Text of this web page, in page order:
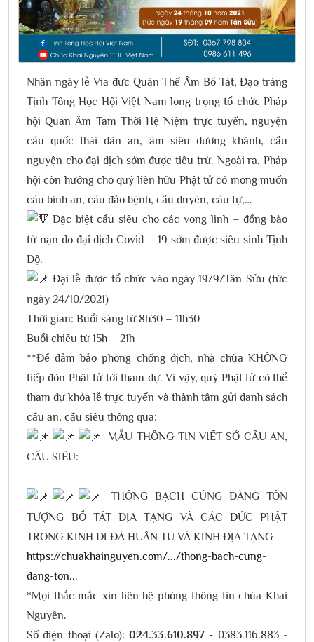
Nhân ngày lễ Vía đức Quán Thế Âm Bồ Tát, Đạo tràng
Tịnh Tông Học Hội Việt Nam long trọng tổ chức Pháp
hội Quán Âm Tam Thời Hệ Niệm trực tuyến, nguyện
cầu quốc thái dân an, âm siêu dương khánh, cầu
nguyện cho đại dịch sớm được tiêu trừ. Ngoài ra, Pháp
hội còn hướng cho quý liên hữu Phật tử có mong muốn
cầu bình an, cầu đảo bệnh, cầu duyên, cầu tự,…
Đặc biệt cầu siêu cho các vong linh – đồng bào
tử nạn do đại dịch Covid – 19 sớm được siêu sinh Tịnh
Độ.
Đại lễ được tổ chức vào ngày 19/9/Tân Sửu (tức
ngày 24/10/2021)
Thời gian: Buổi sáng từ 8h30 – 11h30
Buổi chiều từ 15h – 21h
**Để đảm bảo phòng chống dịch, nhà chùa KHÔNG
tiếp đón Phật tử tới tham dự. Vì vậy, quý Phật tử có thể
tham dự khóa lễ trực tuyến và thành tâm gửi danh sách
cầu an, cầu siêu thông qua:
MẪU THÔNG TIN VIẾT SỚ CẦU AN,
CẦU SIÊU:
THÔNG BẠCH CÚNG DÀNG TÔN
TƯỢNG BỒ TÁT ĐỊA TẠNG VÀ CÁC ĐỨC PHẬT
TRONG KINH DI ĐÀ HUÂN TU VÀ KINH ĐỊA TẠNG
https://chuakhainguyen.com/.../thong-bach-cung-
dang-ton...
*Mọi thắc mắc xin liên hệ phòng thông tin chùa Khai
Nguyên.
Số điện thoại (Zalo):024.33.610.897 - 0383.116.883 -